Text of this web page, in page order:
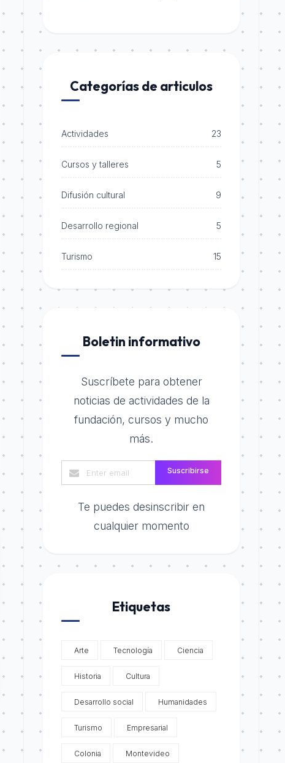
Categorías de articulos
Actividades 23
Cursos y talleres 5
Difusión cultural 9
Desarrollo regional 5
Turismo 15
Boletin informativo
Suscríbete para obtener
noticias de actividades de la
fundación, cursos y mucho
más.
Suscribirse
Te puedes desinscribir en
cualquier momento
Etiquetas
Arte Tecnología Ciencia
Historia Cultura
Desarrollo social Humanidades
Turismo Empresarial
Colonia Montevideo